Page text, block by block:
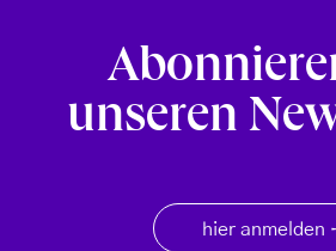
unseren
hier anmelden